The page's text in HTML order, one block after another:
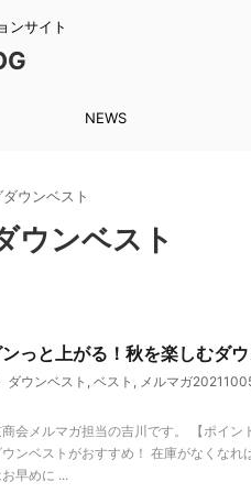
ンサイト
NEWS
ダウンベスト
ウンベスト
っと上がる！秋を楽しむダ
ダウンベスト , ベスト , メルマガ
会メルマガ担当の吉川です。 【ポイ
ンベストがおすすめ！ 在庫がなくな
早めに ...